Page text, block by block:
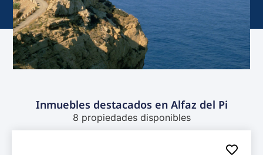
Inmuebles destacados en Alfaz del Pi
8 propiedades disponibles